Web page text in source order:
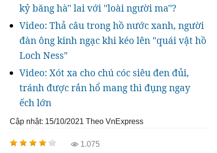
kỷ băng hà'' lai với ''loài người ma''?
Video: Thả câu trong hồ nước xanh, người
đàn ông kinh ngạc khi kéo lên "quái vật hồ
Loch Ness"
Video: Xót xa cho chú cóc siêu đen đủi,
tránh được rắn hổ mang thì đụng ngay
ếch lớn
Cập nhật: 15/10/2021 Theo VnExpress
1.075